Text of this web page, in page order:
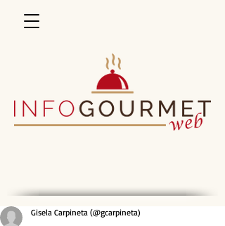
Gisela Carpineta (@gcarpineta)